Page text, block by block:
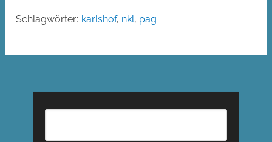
Schlagwörter: karlshof, nkl, pag